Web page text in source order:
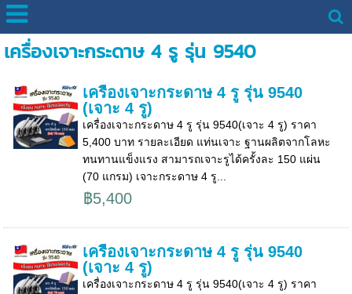
เครื่องเจาะกระดาษ 4 รู รุ่น 9540
เครื่องเจาะกระดาษ 4 รู รุ่น 9540
(เจาะ 4 รู)
เครื่องเจาะกระดาษ 4 รู รุ่น 9540(เจาะ 4 รู) ราคา
5,400 บาท รายละเอียด แท่นเจาะ ฐานผลิตจากโลหะ
ทนทานแข็งแรง สามารถเจาะรูได้ครั้งละ 150 แผ่น
(70 แกรม) เจาะกระดาษ 4 รู...
฿5,400
เครื่องเจาะกระดาษ 4 รู รุ่น 9540
(เจาะ 4 รู)
เครื่องเจาะกระดาษ 4 รู รุ่น 9540(เจาะ 4 รู) ราคา